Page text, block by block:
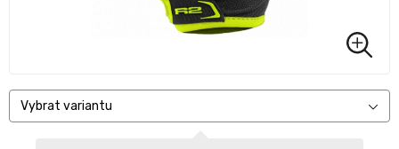
Vybrat variantu